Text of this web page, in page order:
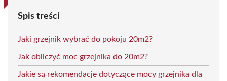
Spis treści
Jaki grzejnik wybrać do pokoju 20m2?
Jak obliczyć moc grzejnika do 20m2?
Jakie są rekomendacje dotyczące mocy grzejnika dla